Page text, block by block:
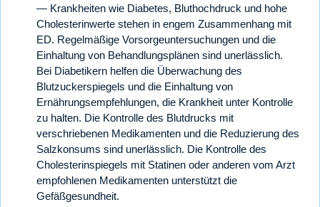
— Krankheiten wie Diabetes, Bluthochdruck und hohe
Cholesterinwerte stehen in engem Zusammenhang mit
ED. Regelmäßige Vorsorgeuntersuchungen und die
Einhaltung von Behandlungsplänen sind unerlässlich.
Bei Diabetikern helfen die Überwachung des
Blutzuckerspiegels und die Einhaltung von
Ernährungsempfehlungen, die Krankheit unter Kontrolle
zu halten. Die Kontrolle des Blutdrucks mit
verschriebenen Medikamenten und die Reduzierung des
Salzkonsums sind unerlässlich. Die Kontrolle des
Cholesterinspiegels mit Statinen oder anderen vom Arzt
empfohlenen Medikamenten unterstützt die
Gefäßgesundheit.